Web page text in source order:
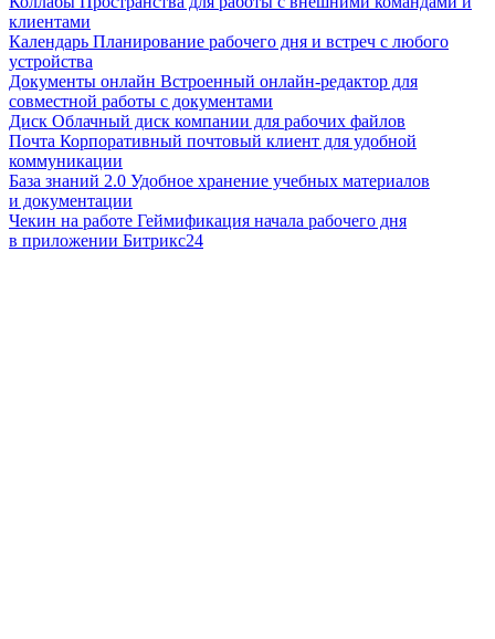
клиентами
Календарь Планирование рабочего дня и встреч с любого
устройства
Документы онлайн Встроенный онлайн-редактор для
совместной работы с документами
Диск Облачный диск компании для рабочих файлов
Почта Корпоративный почтовый клиент для удобной
коммуникации
База знаний 2.0 Удобное хранение учебных материалов
и документации
Чекин на работе Геймификация начала рабочего дня
в приложении Битрикс24